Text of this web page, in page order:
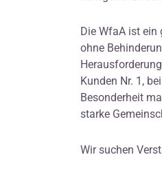
Die WfaA ist
ohne
Kunden Nr. 1,
Besonderheit
starke
Wir suchen